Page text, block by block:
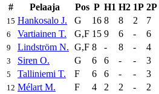
# Pelaaja Pos P H1 H2 1P 2P
15 Hankosalo J. G 16 8 8 2 7
6 Vartiainen T. G,F 15 9 6 - 6
9 Lindström N. G,F 8 - 8 - 4
3 Siren O. G 6 6 - - 3
5 Talliniemi T. F 6 6 - - 3
12 Mélart M. F 4 2 2 - 2